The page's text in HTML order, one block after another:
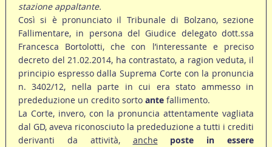
stazione appaltante.
Così si è pronunciato il Tribunale di Bolzano, sezione
Fallimentare, in persona del Giudice delegato dott.ssa
Francesca Bortolotti, che con l’interessante e preciso
decreto del 21.02.2014, ha contrastato, a ragion veduta, il
principio espresso dalla Suprema Corte con la pronuncia
n. 3402/12, nella parte in cui era stato ammesso in
prededuzione un credito sorto ante fallimento.
La Corte, invero, con la pronuncia attentamente vagliata
dal GD, aveva riconosciuto la prededuzione a tutti i crediti
derivanti da attività, anche
poste in essere